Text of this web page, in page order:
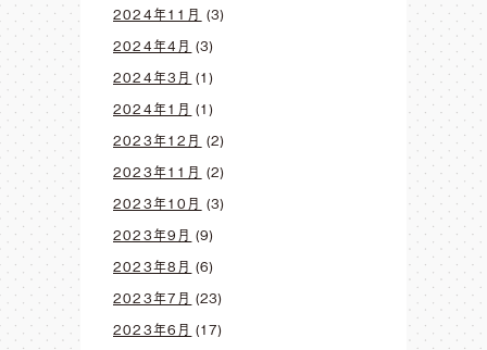
2024年11月 (3)
2024年4月 (3)
2024年3月 (1)
2024年1月 (1)
2023年12月 (2)
2023年11月 (2)
2023年10月 (3)
2023年9月 (9)
2023年8月 (6)
2023年7月 (23)
2023年6月 (17)